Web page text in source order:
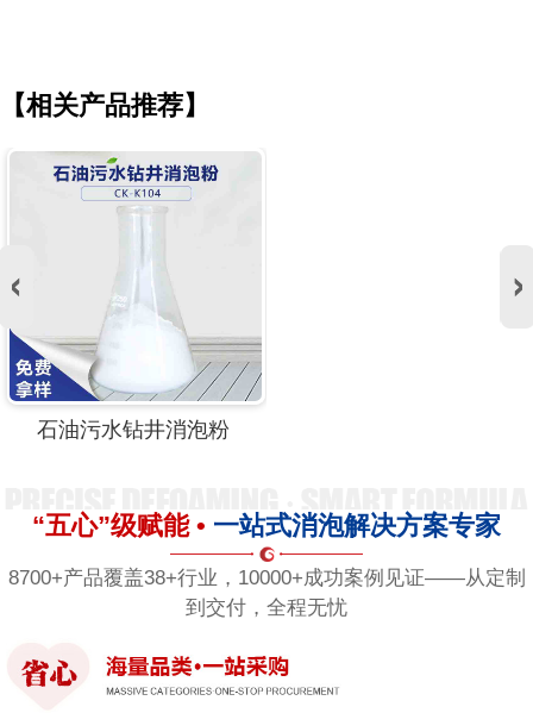
【相关产品推荐】
石油污水钻井消泡粉
“五心”级赋能 • 一站式消泡解决方案专家
8700+产品覆盖38+行业，10000+成功案例见证——从定制
到交付，全程无忧